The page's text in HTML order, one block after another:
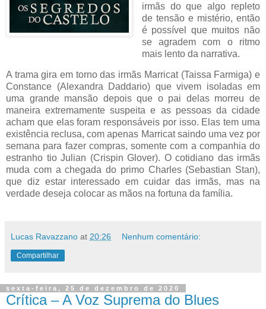
irmãs do que algo repleto
de tensão e mistério, então
é possível que muitos não
se agradem com o ritmo
mais lento da narrativa.
A trama gira em torno das irmãs Marricat (Taissa Farmiga) e
Constance (Alexandra Daddario) que vivem isoladas em
uma grande mansão depois que o pai delas morreu de
maneira extremamente suspeita e as pessoas da cidade
acham que elas foram responsáveis por isso. Elas tem uma
existência reclusa, com apenas Marricat saindo uma vez por
semana para fazer compras, somente com a companhia do
estranho tio Julian (Crispin Glover). O cotidiano das irmãs
muda com a chegada do primo Charles (Sebastian Stan),
que diz estar interessado em cuidar das irmãs, mas na
verdade deseja colocar as mãos na fortuna da família.
Lucas Ravazzano at 20:26 Nenhum comentário:
Compartilhar
sexta-feira, 25 de dezembro de 2020
Crítica – A Voz Suprema do Blues